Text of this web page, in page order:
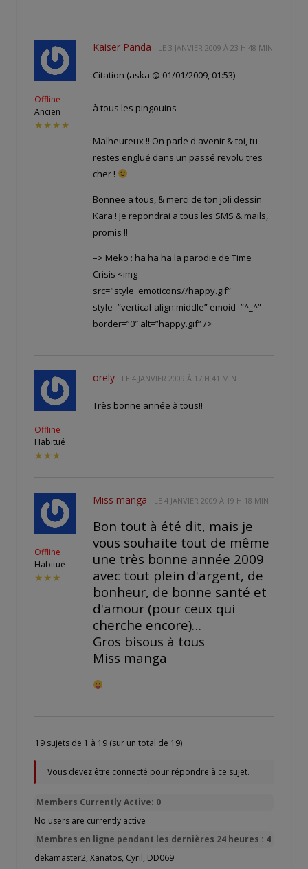
Offline
Ancien
★★★★
Kaiser Panda LE 3 JANVIER 2009 À 23 H 48 MIN
Citation (aska @ 01/01/2009, 01:53)
à tous les pingouins
Malheureux !! On parle d'avenir & toi, tu
restes englué dans un passé revolu tres
cher !
Bonnee a tous, & merci de ton joli dessin
Kara ! Je repondrai a tous les SMS & mails,
promis !!
–> Meko : ha ha ha la parodie de Time
Crisis <img
src="style_emoticons//happy.gif”
style=”vertical-align:middle” emoid=”^_^”
border=”0″ alt=”happy.gif” />
Offline
Habitué
★★★
orely LE 4 JANVIER 2009 À 17 H 41 MIN
Très bonne année à tous!!
Offline
Habitué
★★★
Miss manga LE 4 JANVIER 2009 À 19 H 18 MIN
Bon tout à été dit, mais je
vous souhaite tout de même
une très bonne année 2009
avec tout plein d'argent, de
bonheur, de bonne santé et
d'amour (pour ceux qui
cherche encore)…
Gros bisous à tous
Miss manga
19 sujets de 1 à 19 (sur un total de 19)
Vous devez être connecté pour répondre à ce sujet.
Members Currently Active: 0
No users are currently active
Membres en ligne pendant les dernières 24 heures : 4
dekamaster2, Xanatos, Cyril, DD069